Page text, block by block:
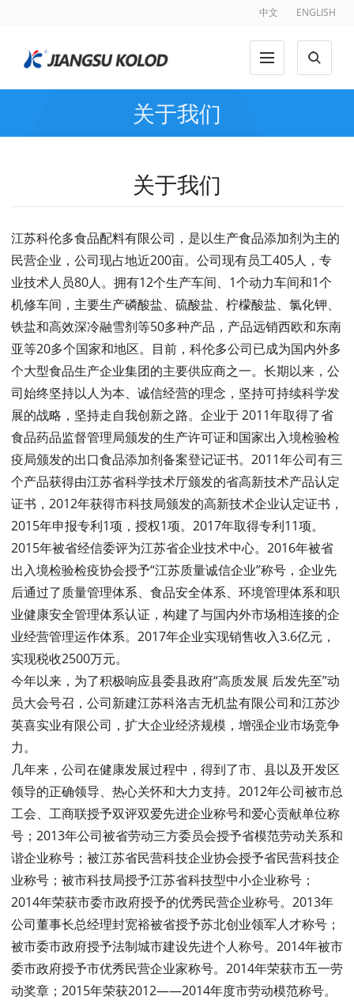
中文 ENGLISH
关于我们
关于我们
江苏科伦多食品配料有限公司，是以生产食品添加剂为主的
民营企业，公司现占地近200亩。公司现有员工405人，专
业技术人员80人。拥有12个生产车间、1个动力车间和1个
机修车间，主要生产磷酸盐、硫酸盐、柠檬酸盐、氯化钾、
铁盐和高效深冷融雪剂等50多种产品，产品远销西欧和东南
亚等20多个国家和地区。目前，科伦多公司已成为国内外多
个大型食品生产企业集团的主要供应商之一。长期以来，公
司始终坚持以人为本、诚信经营的理念，坚持可持续科学发
展的战略，坚持走自我创新之路。企业于 2011年取得了省
食品药品监督管理局颁发的生产许可证和国家出入境检验检
疫局颁发的出口食品添加剂备案登记证书。2011年公司有三
个产品获得由江苏省科学技术厅颁发的省高新技术产品认定
证书，2012年获得市科技局颁发的高新技术企业认定证书，
2015年申报专利1项，授权1项。2017年取得专利11项。
2015年被省经信委评为江苏省企业技术中心。2016年被省
出入境检验检疫协会授予“江苏质量诚信企业”称号，企业先
后通过了质量管理体系、食品安全体系、环境管理体系和职
业健康安全管理体系认证，构建了与国内外市场相连接的企
业经营管理运作体系。2017年企业实现销售收入3.6亿元，
实现税收2500万元。
今年以来，为了积极响应县委县政府“高质发展 后发先至”动
员大会号召，公司新建江苏科洛吉无机盐有限公司和江苏沙
英喜实业有限公司，扩大企业经济规模，增强企业市场竞争
力。
几年来，公司在健康发展过程中，得到了市、县以及开发区
领导的正确领导、热心关怀和大力支持。2012年公司被市总
工会、工商联授予双评双爱先进企业称号和爱心贡献单位称
号；2013年公司被省劳动三方委员会授予省模范劳动关系和
谐企业称号；被江苏省民营科技企业协会授予省民营科技企
业称号；被市科技局授予江苏省科技型中小企业称号；
2014年荣获市委市政府授予的优秀民营企业称号。2013年
公司董事长总经理封宽裕被省授予苏北创业领军人才称号；
被市委市政府授予法制城市建设先进个人称号。2014年被市
委市政府授予市优秀民营企业家称号。2014年荣获市五一劳
动奖章；2015年荣获2012——2014年度市劳动模范称号。